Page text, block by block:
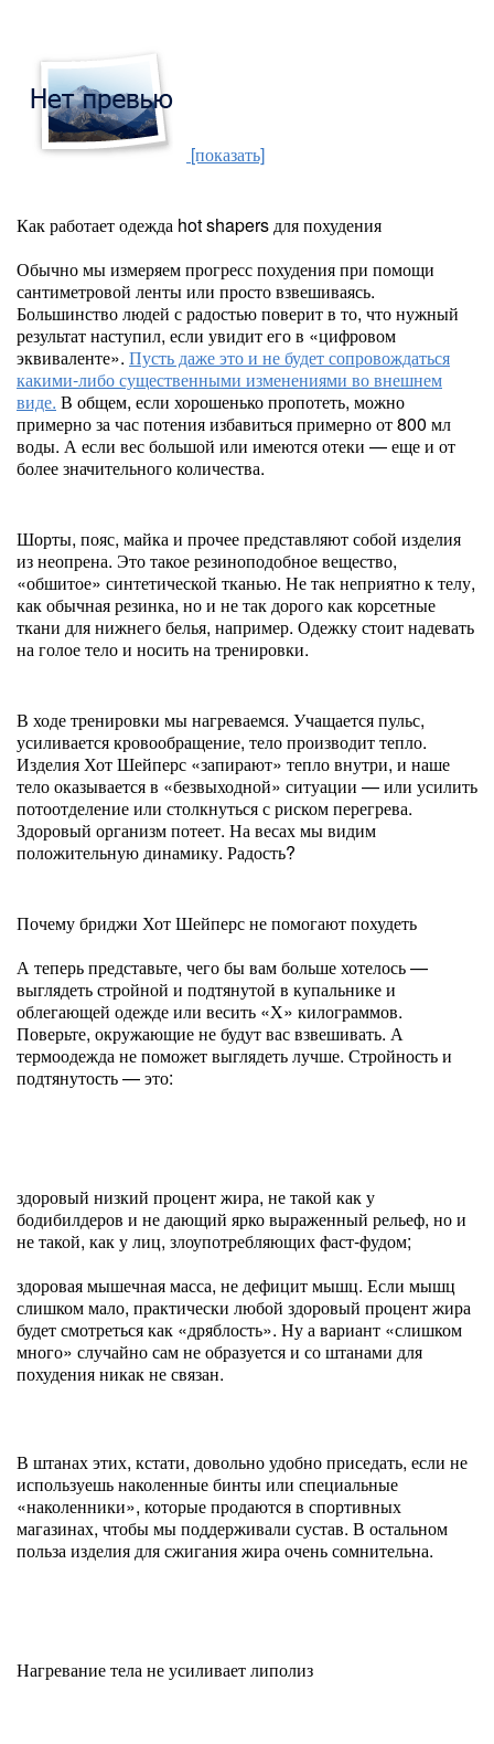
[показать]
Как работает одежда hot shapers для похудения
Обычно мы измеряем прогресс похудения при помощи
сантиметровой ленты или просто взвешиваясь.
Большинство людей с радостью поверит в то, что нужный
результат наступил, если увидит его в «цифровом
эквиваленте». Пусть даже это и не будет сопровождаться
какими-либо существенными изменениями во внешнем
виде. В общем, если хорошенько пропотеть, можно
примерно за час потения избавиться примерно от 800 мл
воды. А если вес большой или имеются отеки — еще и от
более значительного количества.
Шорты, пояс, майка и прочее представляют собой изделия
из неопрена. Это такое резиноподобное вещество,
«обшитое» синтетической тканью. Не так неприятно к телу,
как обычная резинка, но и не так дорого как корсетные
ткани для нижнего белья, например. Одежку стоит надевать
на голое тело и носить на тренировки.
В ходе тренировки мы нагреваемся. Учащается пульс,
усиливается кровообращение, тело производит тепло.
Изделия Хот Шейперс «запирают» тепло внутри, и наше
тело оказывается в «безвыходной» ситуации — или усилить
потоотделение или столкнуться с риском перегрева.
Здоровый организм потеет. На весах мы видим
положительную динамику. Радость?
Почему бриджи Хот Шейперс не помогают похудеть
А теперь представьте, чего бы вам больше хотелось —
выглядеть стройной и подтянутой в купальнике и
облегающей одежде или весить «Х» килограммов.
Поверьте, окружающие не будут вас взвешивать. А
термоодежда не поможет выглядеть лучше. Стройность и
подтянутость — это:
здоровый низкий процент жира, не такой как у
бодибилдеров и не дающий ярко выраженный рельеф, но и
не такой, как у лиц, злоупотребляющих фаст-фудом;
здоровая мышечная масса, не дефицит мышц. Если мышц
слишком мало, практически любой здоровый процент жира
будет смотреться как «дряблость». Ну а вариант «слишком
много» случайно сам не образуется и со штанами для
похудения никак не связан.
В штанах этих, кстати, довольно удобно приседать, если не
используешь наколенные бинты или специальные
«наколенники», которые продаются в спортивных
магазинах, чтобы мы поддерживали сустав. В остальном
польза изделия для сжигания жира очень сомнительна.
Нагревание тела не усиливает липолиз